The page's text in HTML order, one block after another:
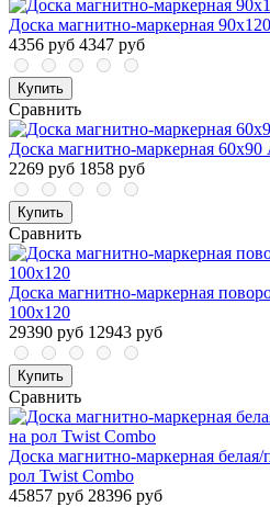
Доска магнитно-маркерная
4356 руб 4347 руб
Купить
Сравнить
Доска магнитно-маркерная 60х90
2269 руб 1858 руб
Купить
Сравнить
Доска магнитно-маркерная
100х120
29390 руб 12943 руб
Купить
Сравнить
Доска магнитно-маркерная
рол Twist Combo
45857 руб 28396 руб